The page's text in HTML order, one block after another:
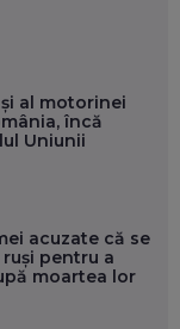
al motorinei
încă
Uniunii
acuzate că se
pentru a
moartea lor